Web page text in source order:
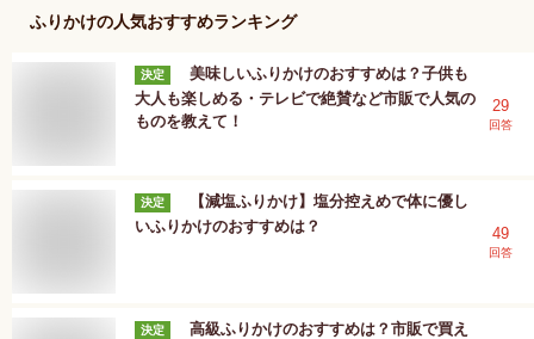
ふりかけの人気おすすめランキング
決定
美味しいふりかけのおすすめは？子供も
大人も楽しめる・テレビで絶賛など市販で人気の
ものを教えて！
29
回答
決定
【減塩ふりかけ】塩分控えめで体に優し
いふりかけのおすすめは？
49
回答
決定
高級ふりかけのおすすめは？市販で買え